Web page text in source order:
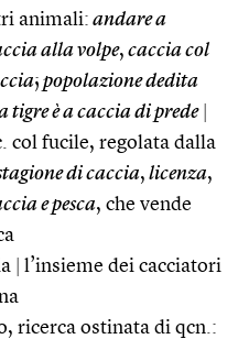
animali: andare a
alla volpe, caccia col
; popolazione dedita
tigre è a caccia di prede
col fucile, regolata dalla
di caccia, licenza,
e pesca, che vende
l’insieme dei cacciatori
ricerca ostinata di qcn.: